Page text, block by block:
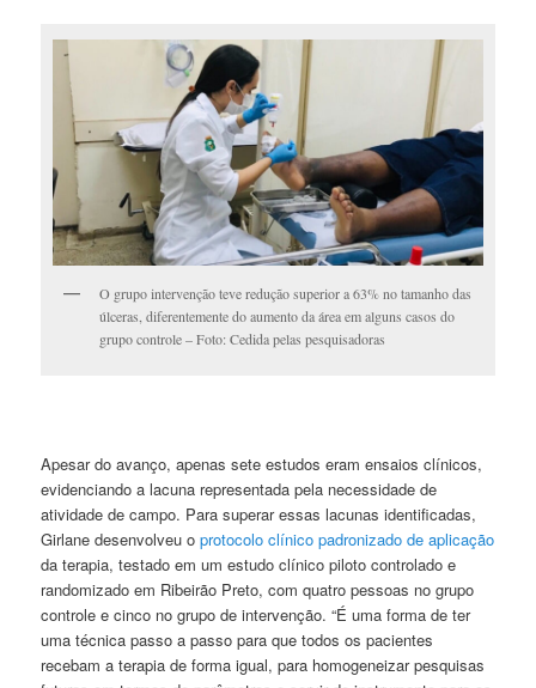
O grupo intervenção teve redução superior a 63% no tamanho das
úlceras, diferentemente do aumento da área em alguns casos do
grupo controle – Foto: Cedida pelas pesquisadoras
Apesar do avanço, apenas sete estudos eram ensaios clínicos,
evidenciando a lacuna representada pela necessidade de
atividade de campo. Para superar essas lacunas identificadas,
Girlane desenvolveu oprotocolo clínico padronizado de aplicação
da terapia, testado em um estudo clínico piloto controlado e
randomizado em Ribeirão Preto, com quatro pessoas no grupo
controle e cinco no grupo de intervenção. “É uma forma de ter
uma técnica passo a passo para que todos os pacientes
recebam a terapia de forma igual, para homogeneizar pesquisas